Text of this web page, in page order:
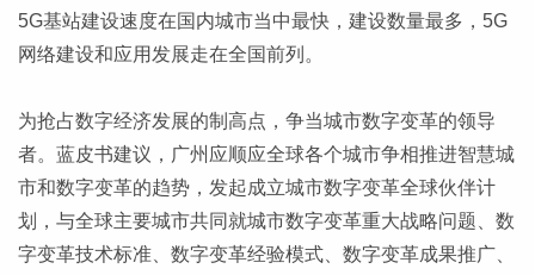
5G基站建设速度在国内城市当中最快，建设数量最多，5G
网络建设和应用发展走在全国前列。
为抢占数字经济发展的制高点，争当城市数字变革的领导
者。蓝皮书建议，广州应顺应全球各个城市争相推进智慧城
市和数字变革的趋势，发起成立城市数字变革全球伙伴计
划，与全球主要城市共同就城市数字变革重大战略问题、数
字变革技术标准、数字变革经验模式、数字变革成果推广、